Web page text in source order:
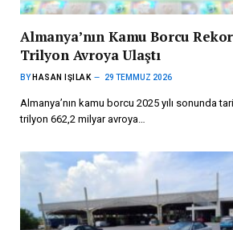
Almanya’nın Kamu Borcu
Trilyon Avroya Ulaştı
BY HASAN IŞILAK 29 TEMMUZ 2026
Almanya’nın kamu borcu 2025 yılı sonunda
trilyon 662,2 milyar avroya…